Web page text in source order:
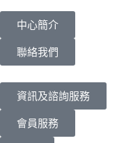
中心簡介
聯絡我們
資訊及諮詢服務
會員服務